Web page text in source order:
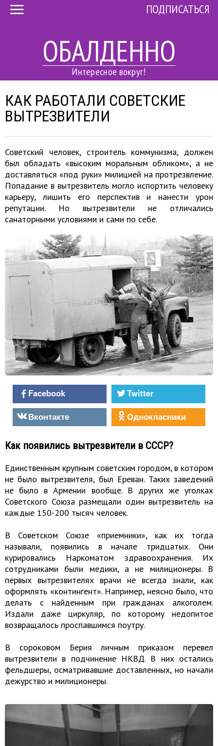
ОБАЛДЕННО
Интересное вокруг!
ПОДПИСАТЬСЯ
КАК РАБОТАЛИ СОВЕТСКИЕ
ВЫТРЕЗВИТЕЛИ
Советский человек, строитель коммунизма, должен
был обладать «высоким моральным обликом», а не
доставляться «под руки» милицией на протрезвление.
Попадание в вытрезвитель могло испортить человеку
карьеру, лишить его перспектив и нанести урон
репутации. Но вытрезвители не отличались
санаторными условиями и сами по себе.
Facebook
Twitter
Вконтакте
Однокласники
Как появились вытрезвители в СССР?
Единственным крупным советским городом, в котором
не было вытрезвителя, был Ереван. Таких заведений
не было в Армении вообще. В других же уголках
Советского Союза размещали один вытрезвитель на
каждые 150-200 тысяч человек.
В Советском Союзе «приемники», как их тогда
называли, появились в начале тридцатых. Они
курировались Наркоматом здравоохранения. Их
сотрудниками были медики, а не милиционеры. В
первых вытрезвителях врачи не всегда знали, как
оформлять «контингент». Например, неясно было, что
делать с найденным при гражданах алкоголем.
Издали даже циркуляр, по которому недопитое
возвращалось проспавшимся поутру.
В сороковом Берия личным приказом перевел
вытрезвители в подчинение НКВД. В них остались
фельдшеры, осматривавшие доставленных, но начали
дежурство и милиционеры.